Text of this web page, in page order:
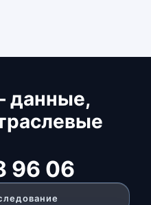
данные,
96 06